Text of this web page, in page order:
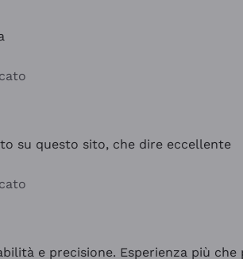
su questo sito, che dire eccellente
e precisione. Esperienza più che